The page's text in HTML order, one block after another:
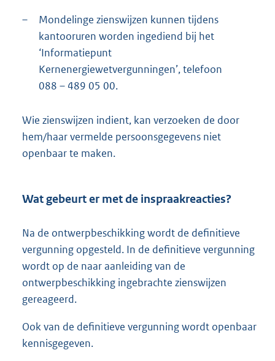
–
Mondelinge zienswijzen kunnen tijdens
kantooruren worden ingediend bij het
‘Informatiepunt
Kernenergiewetvergunningen’, telefoon
088 – 489 05 00.
Wie zienswijzen indient, kan verzoeken de door
hem/haar vermelde persoonsgegevens niet
openbaar te maken.
Wat gebeurt er met de inspraakreacties?
Na de ontwerpbeschikking wordt de definitieve
vergunning opgesteld. In de definitieve vergunning
wordt op de naar aanleiding van de
ontwerpbeschikking ingebrachte zienswijzen
gereageerd.
Ook van de definitieve vergunning wordt openbaar
kennisgegeven.